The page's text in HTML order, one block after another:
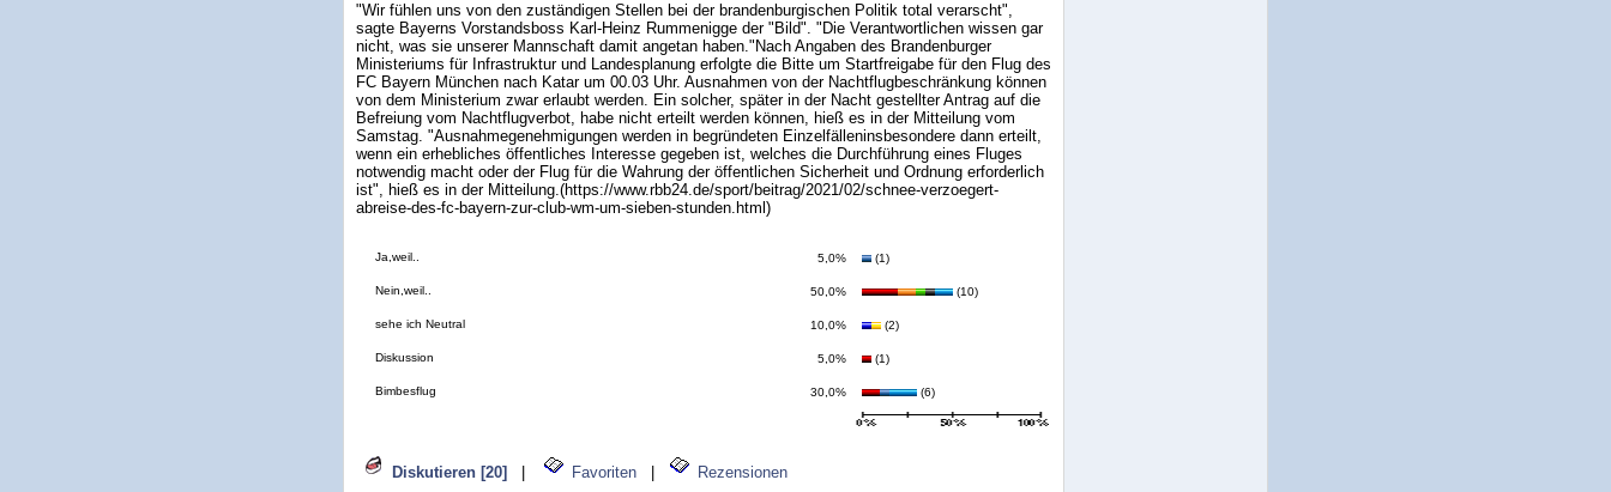
"Wir fühlen uns von den zuständigen Stellen bei der brandenburgischen Politik total verarscht",
sagte Bayerns Vorstandsboss Karl-Heinz Rummenigge der "Bild". "Die Verantwortlichen wissen gar
nicht, was sie unserer Mannschaft damit angetan haben."Nach Angaben des Brandenburger
Ministeriums für Infrastruktur und Landesplanung erfolgte die Bitte um Startfreigabe für den Flug des
FC Bayern München nach Katar um 00.03 Uhr. Ausnahmen von der Nachtflugbeschränkung können
von dem Ministerium zwar erlaubt werden. Ein solcher, später in der Nacht gestellter Antrag auf die
Befreiung vom Nachtflugverbot, habe nicht erteilt werden können, hieß es in der Mitteilung vom
Samstag. "Ausnahmegenehmigungen werden in begründeten Einzelfälleninsbesondere dann erteilt,
wenn ein erhebliches öffentliches Interesse gegeben ist, welches die Durchführung eines Fluges
notwendig macht oder der Flug für die Wahrung der öffentlichen Sicherheit und Ordnung erforderlich
ist", hieß es in der Mitteilung.(https://www.rbb24.de/sport/beitrag/2021/02/schnee-verzoegert-
abreise-des-fc-bayern-zur-club-wm-um-sieben-stunden.html)
Ja,weil.. 5,0% (1)
Nein,weil.. 50,0% (10)
sehe ich Neutral 10,0% (2)
Diskussion 5,0% (1)
Bimbesflug 30,0% (6)
Diskutieren [20] Favoriten Rezensionen